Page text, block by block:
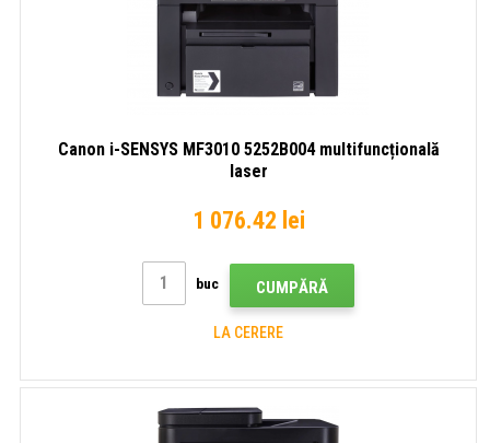
Canon i-SENSYS MF3010 5252B004 multifuncțională
laser
1 076.42 lei
buc CUMPĂRĂ
LA CERERE